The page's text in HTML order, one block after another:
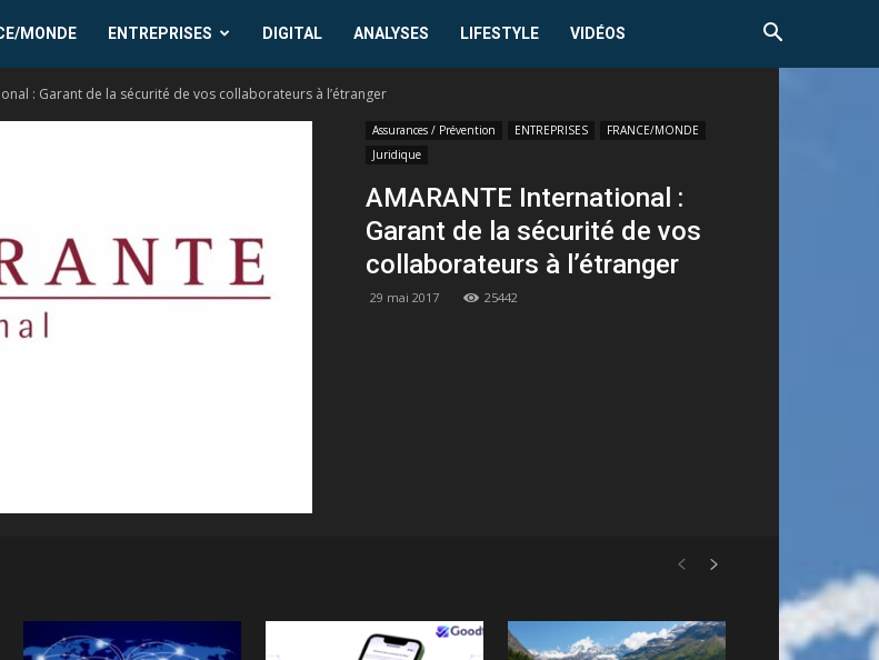
MONDE ENTREPRISES DIGITAL ANALYSES LIFESTYLE VIDÉOS
: Garant de la sécurité de vos collaborateurs à l’étranger
Assurances / Prévention ENTREPRISES
FRANCE/MONDE
Juridique
AMARANTE International :
Garant de la sécurité de vos
collaborateurs à l’étranger
29 mai 2017 25442